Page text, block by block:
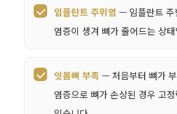
임플란트 주위염 — 임플란트 주
염증이 생겨 뼈가 줄어드는 상
잇몸뼈 부족— 처음부터 뼈가
염증으로 뼈가 손상된 경우 고